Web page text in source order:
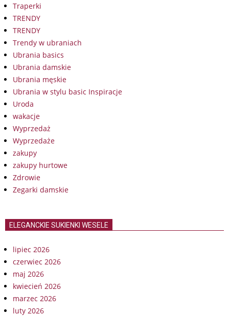
Traperki
TRENDY
TRENDY
Trendy w ubraniach
Ubrania basics
Ubrania damskie
Ubrania męskie
Ubrania w stylu basic Inspiracje
Uroda
wakacje
Wyprzedaż
Wyprzedaże
zakupy
zakupy hurtowe
Zdrowie
Zegarki damskie
ELEGANCKIE SUKIENKI WESELE
lipiec 2026
czerwiec 2026
maj 2026
kwiecień 2026
marzec 2026
luty 2026